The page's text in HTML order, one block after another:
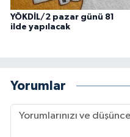
YÖKDİL/2 pazar günü 81
ilde yapılacak
Yorumlar